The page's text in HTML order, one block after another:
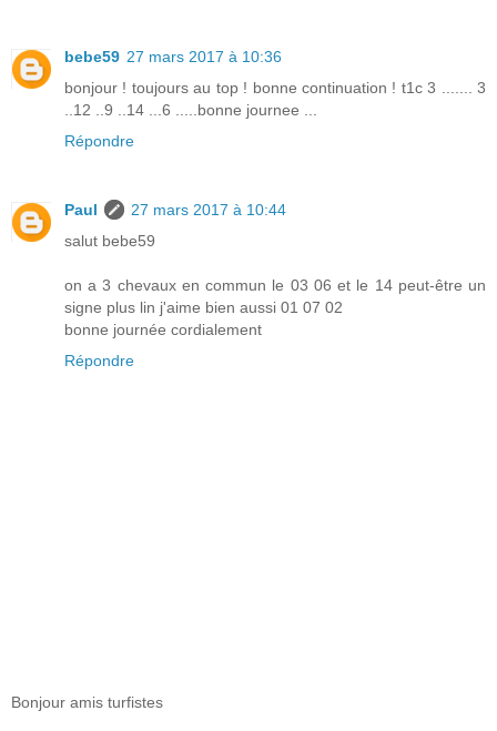
bebe59 27 mars 2017 à 10:36
bonjour ! toujours au top ! bonne continuation ! t1c 3 ....... 3
..12 ..9 ..14 ...6 .....bonne journee ...
Répondre
Paul
27 mars 2017 à 10:44
salut bebe59
on a 3 chevaux en commun le 03 06 et le 14 peut-être un
signe plus lin j'aime bien aussi 01 07 02
bonne journée cordialement
Répondre
Bonjour amis turfistes